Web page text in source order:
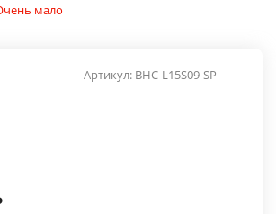
мало
Артикул: BHC-L15S09-SP